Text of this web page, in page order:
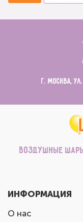
г. Москва,
Воздушные
ИНФОРМАЦИЯ
О нас